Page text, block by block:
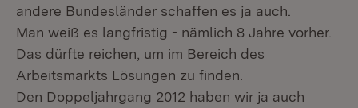
andere Bundesländer schaffen es ja auch.
Man weiß es langfristig - nämlich 8 Jahre vorher.
Das dürfte reichen, um im Bereich des
Arbeitsmarkts Lösungen zu finden.
Den Doppeljahrgang 2012 haben wir ja auch